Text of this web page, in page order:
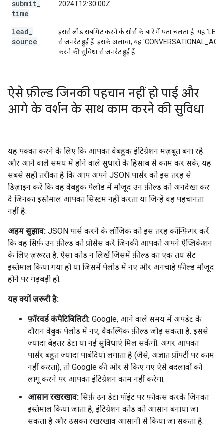
submit
time
2024T12:30:00Z
lead
source
इससे लीड सबमिट करने के सोर्स के बारे में पता चलता है. यह
से जनरेट हुई हैं. इसके अलावा, यह
करने की सुविधा से जनरेट हुई हैं.
ऐसे फ़ील्ड जिनकी पहचान नहीं हो पाई और
आगे के वर्शन के साथ काम करने की सुविधा
यह पक्का करने के लिए कि आपका वेबहुक इंटिग्रेशन मज़बूत बना रहे
और आने वाले समय में होने वाले सुधारों के हिसाब से काम कर सके, यह
सबसे सही तरीका है कि आप अपने JSON पार्सर को इस तरह से
डिज़ाइन करें कि वह वेबहुक पेलोड में मौजूद उन फ़ील्ड को अनदेखा कर
दे जिनका इस्तेमाल आपका सिस्टम नहीं करता या जिन्हें वह पहचानता
नहीं है.
अहम सुझाव: JSON पार्स करने के लॉजिक को इस तरह कॉन्फ़िगर करें
कि वह सिर्फ़ उन फ़ील्ड को प्रोसेस करे जिनकी आपको अपने ऐप्लिकेशन
के लिए ज़रूरत है. ऐसा कोड न लिखें जिसमें फ़ील्ड का एक तय सेट
इस्तेमाल किया गया हो या जिसमें पेलोड में नए और अनचाहे फ़ील्ड मौजूद
होने पर गड़बड़ी हो.
यह क्यों ज़रूरी है:
फ़ॉरवर्ड कंपैटिबिलिटी: Google, आने वाले समय में अपडेट के
दौरान वेबुक पेलोड में नए, वैकल्पिक फ़ील्ड जोड़ सकता है. इससे
ज़्यादा बेहतर डेटा या नई सुविधाएं मिल सकेंगी. अगर आपका
पार्सर बहुत ज़्यादा पाबंदियां लगाता है (जैसे, अज्ञात प्रॉपर्टी पर काम
नहीं करता), तो Google की ओर से किए गए ऐसे बदलावों को
लागू करने पर आपका इंटिग्रेशन काम नहीं करेगा.
आसान रखरखाव: सिर्फ़ उन डेटा पॉइंट पर फ़ोकस करके जिनका
इस्तेमाल किया जाता है, इंटिग्रेशन कोड को आसान बनाया जा
सकता है और उसका रखरखाव आसानी से किया जा सकता है.